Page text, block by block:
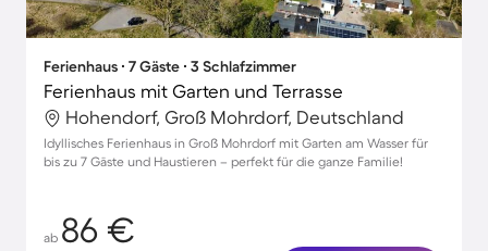
Ferienhaus ∙ 7 Gäste ∙ 3 Schlafzimmer
Ferienhaus mit Garten und Terrasse
Hohendorf, Groß Mohrdorf, Deutschland
Idyllisches Ferienhaus in Groß Mohrdorf mit Garten am Wasser für
bis zu 7 Gäste und Haustieren – perfekt für die ganze Familie!
ab 86 €